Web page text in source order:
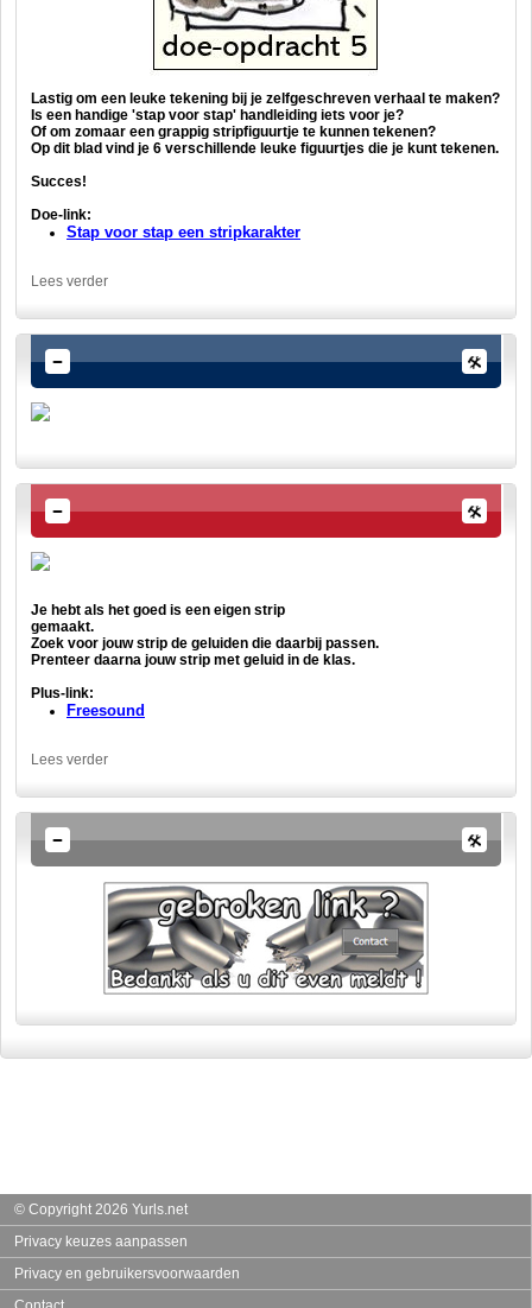
Lastig om een leuke tekening bij je zelfgeschreven verhaal te maken?
Is een handige 'stap voor stap' handleiding iets voor je?
Of om zomaar een grappig stripfiguurtje te kunnen tekenen?
Op dit blad vind je 6 verschillende leuke figuurtjes die je kunt tekenen.
Succes!
Doe-link:
Stap voor stap een stripkarakter
Lees verder
Je hebt als het goed is een eigen strip
gemaakt.
Zoek voor jouw strip de geluiden die daarbij passen.
Prenteer daarna jouw strip met geluid in de klas.
Plus-link:
Freesound
Lees verder
© Copyright 2026 Yurls.net
Privacy keuzes aanpassen
Privacy en gebruikersvoorwaarden